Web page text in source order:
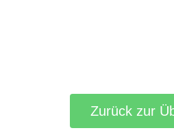
Zurück zur